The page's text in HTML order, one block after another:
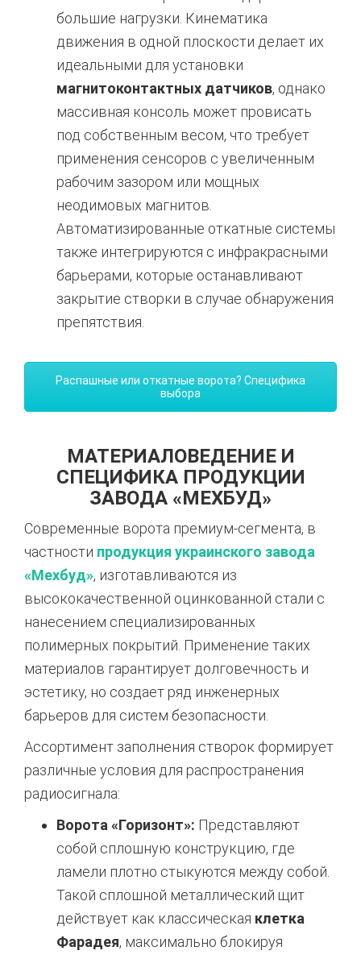
большие нагрузки. Кинематика
движения в одной плоскости делает их
идеальными для установки
магнитоконтактных датчиков, однако
массивная консоль может провисать
под собственным весом, что требует
применения сенсоров с увеличенным
рабочим зазором или мощных
неодимовых магнитов.
Автоматизированные откатные системы
также интегрируются с инфракрасными
барьерами, которые останавливают
закрытие створки в случае обнаружения
препятствия.
Распашные или откатные ворота? Специфика
выбора
МАТЕРИАЛОВЕДЕНИЕ И
СПЕЦИФИКА ПРОДУКЦИИ
ЗАВОДА «МЕХБУД»
Современные ворота премиум-сегмента, в
частности продукция украинского завода
«Мехбуд», изготавливаются из
высококачественной оцинкованной стали с
нанесением специализированных
полимерных покрытий. Применение таких
материалов гарантирует долговечность и
эстетику, но создает ряд инженерных
барьеров для систем безопасности.
Ассортимент заполнения створок формирует
различные условия для распространения
радиосигнала:
Ворота «Горизонт»: Представляют
собой сплошную конструкцию, где
ламели плотно стыкуются между собой.
Такой сплошной металлический щит
действует как классическая клетка
Фарадея, максимально блокируя